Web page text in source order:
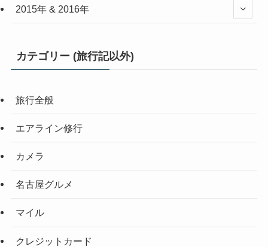
2015年 & 2016年
カテゴリー (旅行記以外)
旅行全般
エアライン修行
カメラ
名古屋グルメ
マイル
クレジットカード